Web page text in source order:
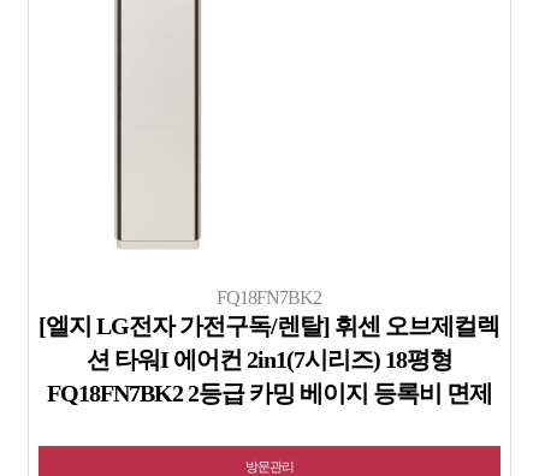
FQ18FN7BK2
[엘지 LG전자 가전구독/렌탈] 휘센 오브제컬렉
션 타워I 에어컨 2in1(7시리즈) 18평형
FQ18FN7BK2 2등급 카밍 베이지 등록비 면제
방문관리